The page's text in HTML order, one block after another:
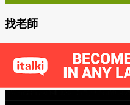
發
表
找老師